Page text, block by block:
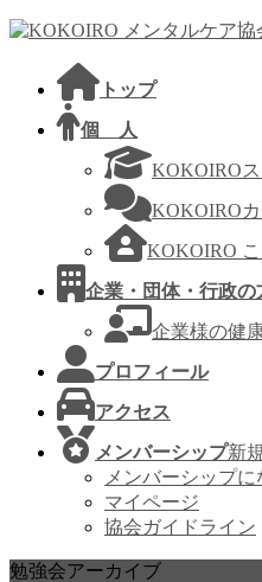
コ
ナ
トップ
個 人
KOKOIRO
KOKOIRO
KOKOIRO
企業・団体・行政の
企業様の健
プロフィール
アクセス
メンバーシップ新
メンバーシップに
マイページ
協会ガイドライン
勉強会アーカイブ